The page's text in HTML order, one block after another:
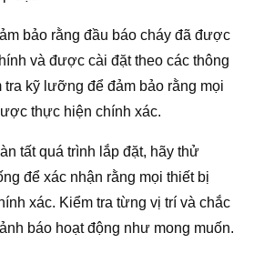
bảo rằng đầu báo cháy đã được
và được cài đặt theo các thông
tra kỹ lưỡng để đảm bảo rằng mọi
thực hiện chính xác.
tất quá trình lắp đặt, hãy thử
để xác nhận rằng mọi thiết bị
xác. Kiểm tra từng vị trí và chắc
báo hoạt động như mong muốn.